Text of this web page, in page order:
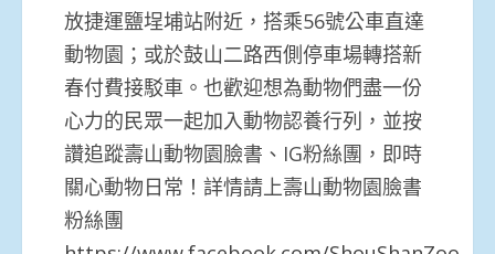
放捷運鹽埕埔站附近，搭乘56號公車直達
動物園；或於鼓山二路西側停車場轉搭新
春付費接駁車。也歡迎想為動物們盡一份
心力的民眾一起加入動物認養行列，並按
讚追蹤壽山動物園臉書、IG粉絲團，即時
關心動物日常！詳情請上壽山動物園臉書
粉絲團